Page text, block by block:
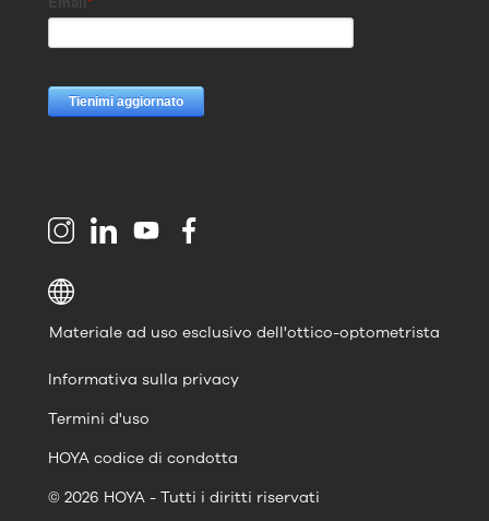
Materiale ad uso esclusivo dell'ottico-optometrista
© 2026 HOYA - Tutti i diritti riservati
Informativa sulla privacy
Termini d'uso
HOYA codice di condotta